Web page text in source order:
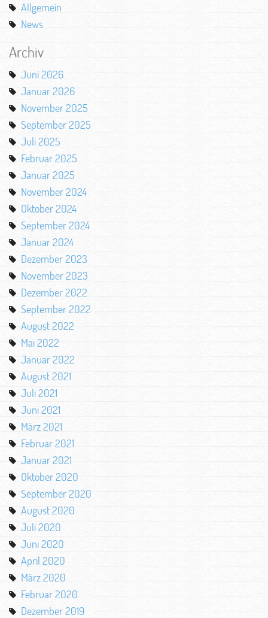
Allgemein
News
Archiv
Juni 2026
Januar 2026
November 2025
September 2025
Juli 2025
Februar 2025
Januar 2025
November 2024
Oktober 2024
September 2024
Januar 2024
Dezember 2023
November 2023
Dezember 2022
September 2022
August 2022
Mai 2022
Januar 2022
August 2021
Juli 2021
Juni 2021
März 2021
Februar 2021
Januar 2021
Oktober 2020
September 2020
August 2020
Juli 2020
Juni 2020
April 2020
März 2020
Februar 2020
Dezember 2019